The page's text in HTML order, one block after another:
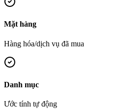
Mặt hàng
Hàng hóa/dịch vụ đã mua
Danh mục
Ước tính tự động